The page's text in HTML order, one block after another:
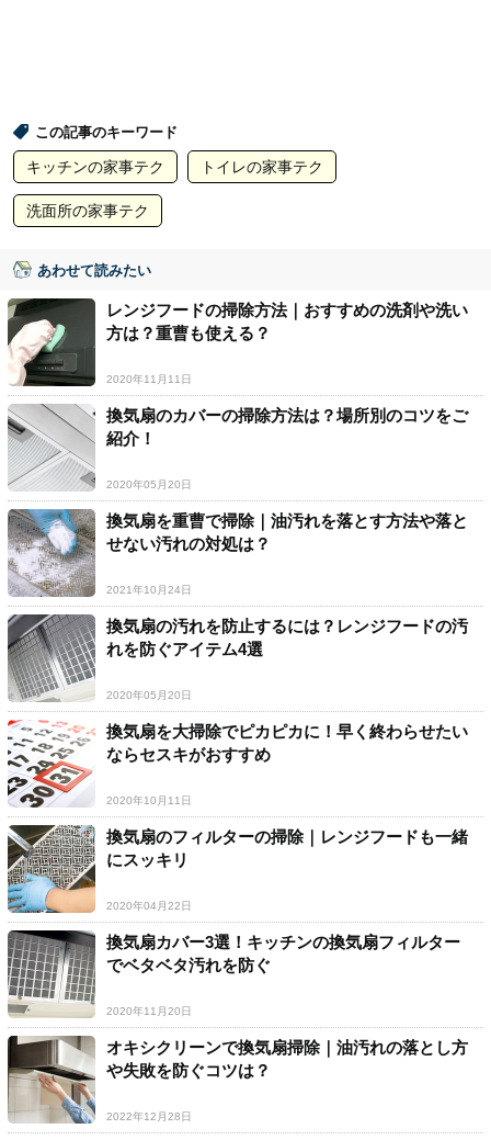
この記事のキーワード
キッチンの家事テク トイレの家事テク
洗面所の家事テク
あわせて読みたい
レンジフードの掃除方法｜おすすめの洗剤や洗い
方は？重曹も使える？
2020年11月11日
換気扇のカバーの掃除方法は？場所別のコツをご
紹介！
2020年05月20日
換気扇を重曹で掃除｜油汚れを落とす方法や落と
せない汚れの対処は？
2021年10月24日
換気扇の汚れを防止するには？レンジフードの汚
れを防ぐアイテム4選
2020年05月20日
換気扇を大掃除でピカピカに！早く終わらせたい
ならセスキがおすすめ
2020年10月11日
換気扇のフィルターの掃除｜レンジフードも一緒
にスッキリ
2020年04月22日
換気扇カバー3選！キッチンの換気扇フィルター
でベタベタ汚れを防ぐ
2020年11月20日
オキシクリーンで換気扇掃除｜油汚れの落とし方
や失敗を防ぐコツは？
2022年12月28日